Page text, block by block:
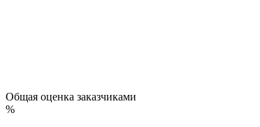
Общая оценка заказчиками
%